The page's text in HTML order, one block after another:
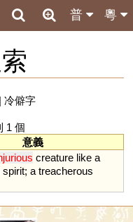
粵
普
冷僻字
1 個
意義
creature like a
spirit; a treacherous